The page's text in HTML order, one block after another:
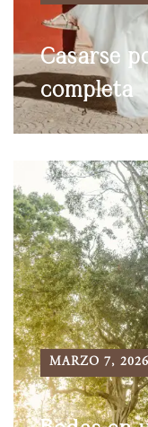
Casarse
completa
MARZO 7, 2026